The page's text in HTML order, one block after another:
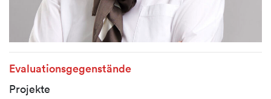
Evaluationsgegenstände
Projekte